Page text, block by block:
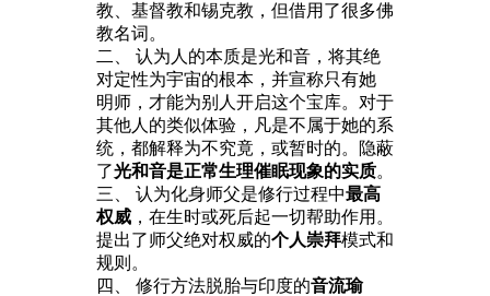
教、基督教和锡克教，但借用了很多佛
教名词。
二、 认为人的本质是光和音，将其绝
对定性为宇宙的根本，并宣称只有她
明师，才能为别人开启这个宝库。对于
其他人的类似体验，凡是不属于她的系
统，都解释为不究竟，或暂时的。隐蔽
了光和音是正常生理催眠现象的实质。
三、 认为化身师父是修行过程中最高
权威 ，在生时或死后起一切帮助作用。
提出了师父绝对权威的个人崇拜模式和
规则。
四、 修行方法脱胎与印度的音流瑜